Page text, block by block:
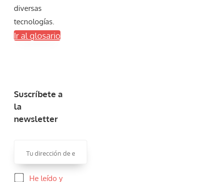
diversas
tecnologías.
Ir al glosario
Suscríbete a
la
newsletter
He leído y